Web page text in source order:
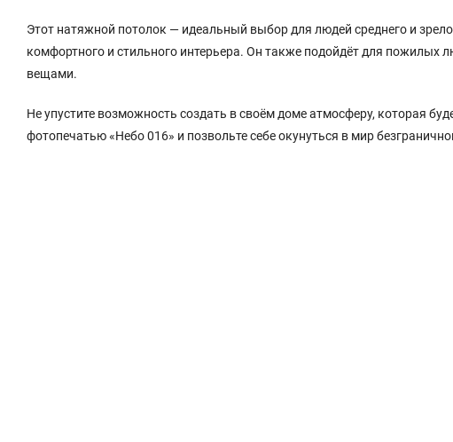
Этот натяжной потолок — идеальный выбор для людей среднего и
комфортного и стильного интерьера. Он также подойдёт для
вещами.
Не упустите возможность создать в своём доме атмосферу, которая
фотопечатью «Небо 016» и позвольте себе окунуться в мир